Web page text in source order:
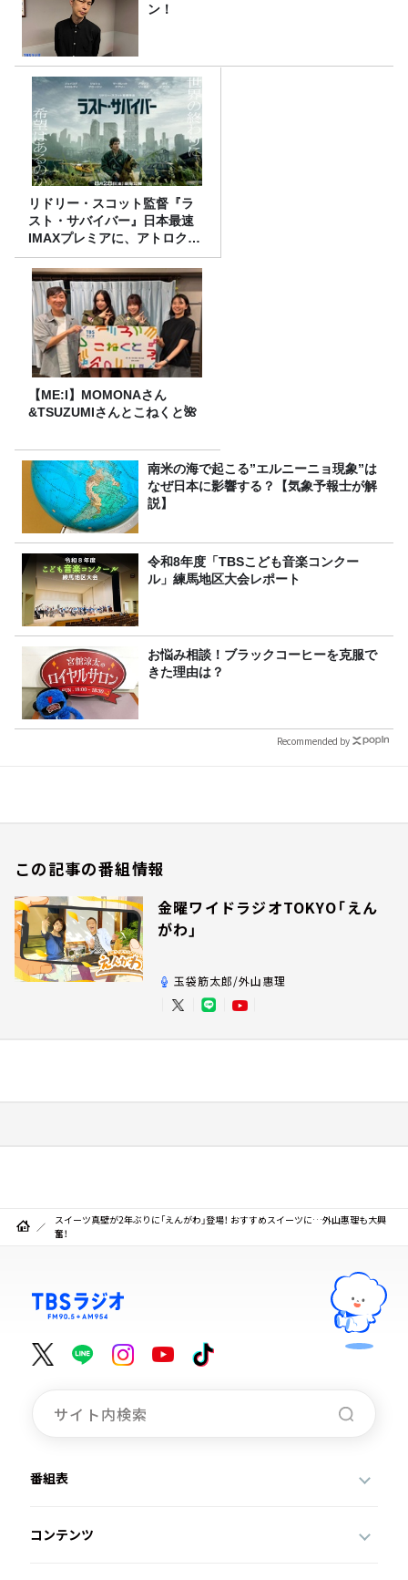
ン！
リドリー・スコット監督『ラ
スト・サバイバー』日本最速
IMAXプレミアに、アトロクリ
スナー60名をご招待！
【ME:I】MOMONAさん
&TSUZUMIさんとこねくと🌺
南米の海で起こる”エルニーニョ現象”は
なぜ日本に影響する？【気象予報士が解
説】
令和8年度「TBSこども音楽コンクー
ル」練馬地区大会レポート
お悩み相談！ブラックコーヒーを克服で
きた理由は？
Recommended by
この記事の番組情報
金曜ワイドラジオTOKYO「えん
がわ」
玉袋筋太郎/外山惠理
スイーツ真壁が2年ぶりに「えんがわ」登場！ おすすめスイーツに…外山惠理も大興
奮！
番組表
コンテンツ